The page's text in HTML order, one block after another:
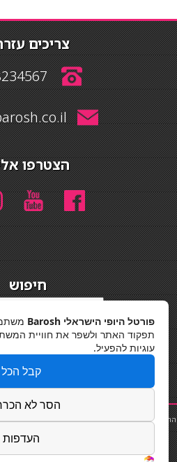
צריכים
04-8234567
הצטרפו
חיפוש
מדיניות
החלקות שיער|תאורה לבית|פאות ותוספות שיער|
Designed byBarosh 2020
פורטל היופי הישראלי Barosh
תפקוד האתר ולשפר את חוויית
עוגיות להפעיל.
קבל הכל
הסר לא
העדפות